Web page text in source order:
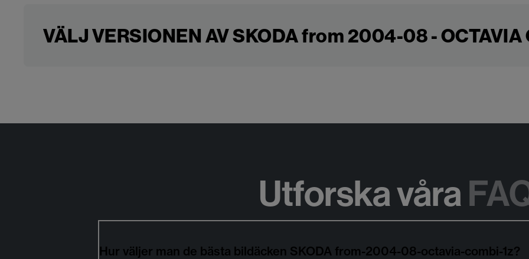
VÄLJ VERSIONEN AV SKODA from 2004-08 - OCTAVIA
Utforska våra
Hur väljer man de bästa bildäcken SKODA from-2004-08-octavia-combi-1z?